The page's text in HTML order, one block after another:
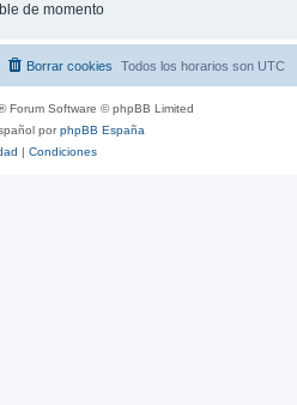
de momento
Todos los horarios son UTC
Borrar cookies
Forum Software © phpBB Limited
porphpBB España
| Condiciones